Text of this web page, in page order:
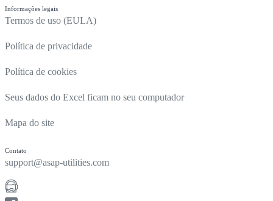
Informações legais
Termos de uso (EULA)
Política de privacidade
Política de cookies
Seus dados do Excel ficam no seu computador
Mapa do site
Contato
support@asap-utilities.com